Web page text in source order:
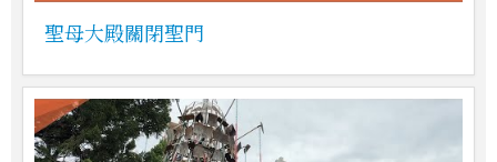
聖母大殿關閉聖門